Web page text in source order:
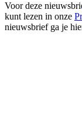
Voor deze
kunt lezen in onze
nieuwsbrief ga je